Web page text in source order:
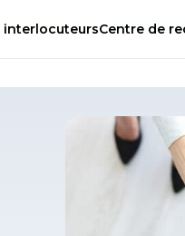
interlocuteursCentre de